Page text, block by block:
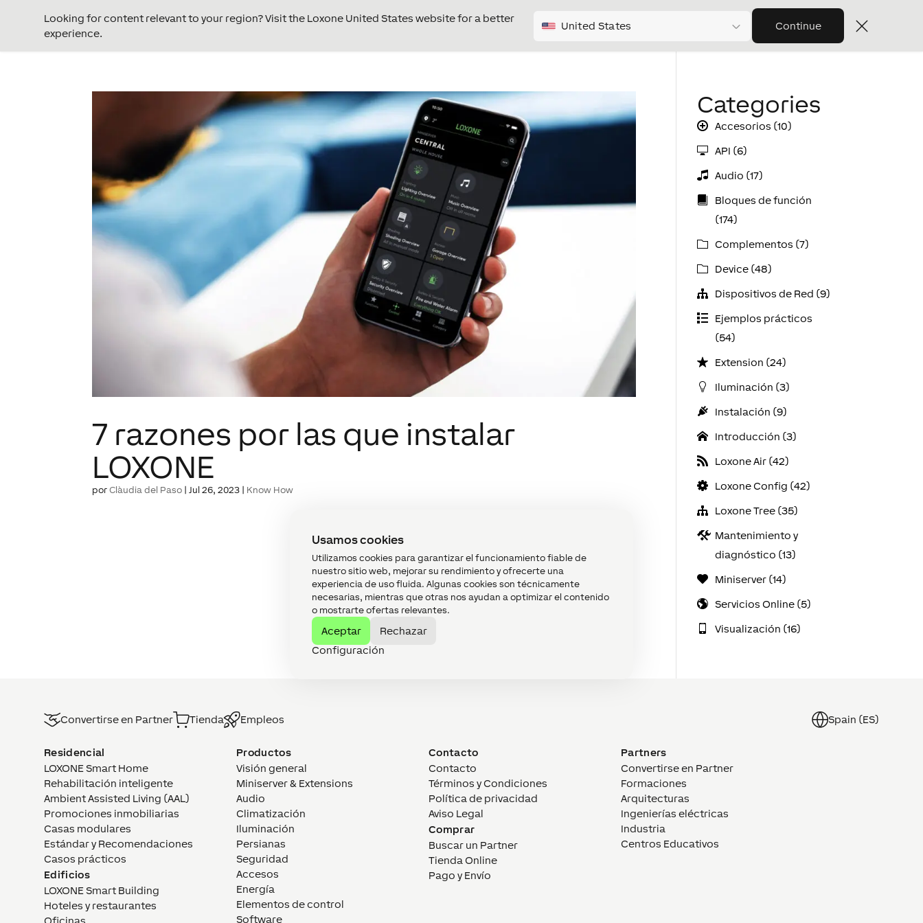
Usamos cookies
Utilizamos cookies para garantizar el funcionamiento fiable de
nuestro sitio web, mejorar su rendimiento y ofrecerte una
experiencia de uso fluida. Algunas cookies son técnicamente
necesarias, mientras que otras nos ayudan a optimizar el contenido
o mostrarte ofertas relevantes.
Aceptar
Rechazar
Configuración
Looking for content relevant to your region? Visit the Loxone United States website for a better
experience.
United States Continue
7 razones por las que instalar
LOXONE
porClàudia del Paso |Jul 26, 2023 Know How
Categories
Accesorios (10)
API (6)
Audio (17)
Bloques de función
(174)
Complementos (7)
Device (48)
Dispositivos de Red (9)
Ejemplos prácticos
(54)
Extension (24)
Iluminación (3)
Instalación (9)
Introducción (3)
Loxone Air (42)
Loxone Config (42)
Loxone Tree (35)
Mantenimiento y
diagnóstico (13)
Miniserver (14)
Servicios Online (5)
Visualización (16)
Convertirse en Partner Tienda Empleos Spain (ES)
Residencial
LOXONE Smart Home
Rehabilitación inteligente
Ambient Assisted Living (AAL)
Promociones inmobiliarias
Casas modulares
Estándar y Recomendaciones
Casos prácticos
Edificios
LOXONE Smart Building
Hoteles y restaurantes
Oficinas
Productos
Visión general
Miniserver & Extensions
Audio
Climatización
Iluminación
Persianas
Seguridad
Accesos
Energía
Elementos de control
Software
Contacto
Contacto
Términos y Condiciones
Política de privacidad
Aviso Legal
Comprar
Buscar un Partner
Tienda Online
Pago y Envío
Partners
Convertirse en Partner
Formaciones
Arquitecturas
Ingenierías eléctricas
Industria
Centros Educativos